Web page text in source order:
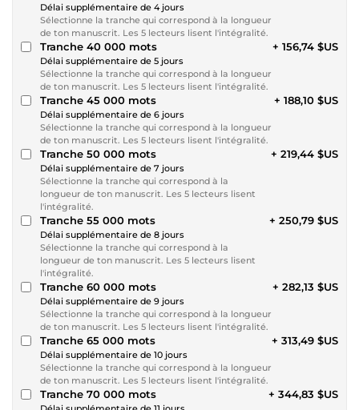
Délai supplémentaire de 4 jours
Sélectionne la tranche qui correspond à la longueur
de ton manuscrit. Les 5 lecteurs lisent l'intégralité.
Tranche 40 000 mots
Délai supplémentaire de 5 jours
Sélectionne la tranche qui correspond à la longueur
de ton manuscrit. Les 5 lecteurs lisent l'intégralité.
+ 156,74 $US
Tranche 45 000 mots
Délai supplémentaire de 6 jours
Sélectionne la tranche qui correspond à la longueur
de ton manuscrit. Les 5 lecteurs lisent l'intégralité.
+ 188,10 $US
Tranche 50 000 mots
Délai supplémentaire de 7 jours
Sélectionne la tranche qui correspond à la
longueur de ton manuscrit. Les 5 lecteurs lisent
l'intégralité.
+ 219,44 $US
Tranche 55 000 mots
Délai supplémentaire de 8 jours
Sélectionne la tranche qui correspond à la
longueur de ton manuscrit. Les 5 lecteurs lisent
l'intégralité.
+ 250,79 $US
Tranche 60 000 mots
Délai supplémentaire de 9 jours
Sélectionne la tranche qui correspond à la longueur
de ton manuscrit. Les 5 lecteurs lisent l'intégralité.
+ 282,13 $US
Tranche 65 000 mots
Délai supplémentaire de 10 jours
Sélectionne la tranche qui correspond à la longueur
de ton manuscrit. Les 5 lecteurs lisent l'intégralité.
+ 313,49 $US
Tranche 70 000 mots + 344,83 $US